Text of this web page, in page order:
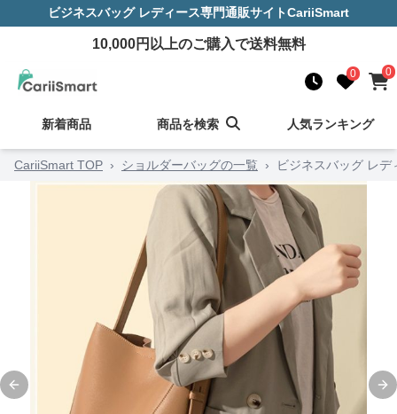
ビジネスバッグ レディース専門通販サイトCariiSmart
10,000円以上のご購入で送料無料
0 0
新着商品 商品を検索 人気ランキング
CariiSmart TOP › ショルダーバッグの一覧 › ビジネスバッグ レ
Previous slide